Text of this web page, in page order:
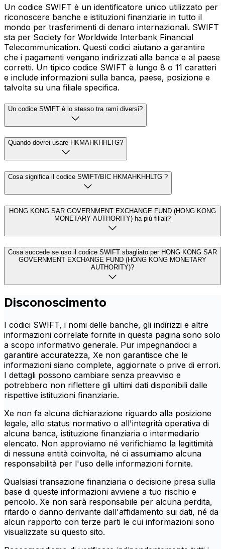
Un codice SWIFT è un identificatore unico utilizzato per
riconoscere banche e istituzioni finanziarie in tutto il
mondo per trasferimenti di denaro internazionali. SWIFT
sta per Society for Worldwide Interbank Financial
Telecommunication. Questi codici aiutano a garantire
che i pagamenti vengano indirizzati alla banca e al paese
corretti. Un tipico codice SWIFT è lungo 8 o 11 caratteri
e include informazioni sulla banca, paese, posizione e
talvolta su una filiale specifica.
Un codice SWIFT è lo stesso tra rami diversi?
Quando dovrei usare HKMAHKHHLTG?
Cosa significa il codice SWIFT/BIC HKMAHKHHLTG ?
HONG KONG SAR GOVERNMENT EXCHANGE FUND (HONG KONG
MONETARY AUTHORITY) ha più filiali?
Cosa succede se uso il codice SWIFT sbagliato per HONG KONG SAR
GOVERNMENT EXCHANGE FUND (HONG KONG MONETARY
AUTHORITY)?
Disconoscimento
I codici SWIFT, i nomi delle banche, gli indirizzi e altre
informazioni correlate fornite in questa pagina sono solo
a scopo informativo generale. Pur impegnandoci a
garantire accuratezza, Xe non garantisce che le
informazioni siano complete, aggiornate o prive di errori.
I dettagli possono cambiare senza preavviso e
potrebbero non riflettere gli ultimi dati disponibili dalle
rispettive istituzioni finanziarie.
Xe non fa alcuna dichiarazione riguardo alla posizione
legale, allo status normativo o all'integrità operativa di
alcuna banca, istituzione finanziaria o intermediario
elencato. Non approviamo né verifichiamo la legittimità
di nessuna entità coinvolta, né ci assumiamo alcuna
responsabilità per l'uso delle informazioni fornite.
Qualsiasi transazione finanziaria o decisione presa sulla
base di queste informazioni avviene a tuo rischio e
pericolo. Xe non sarà responsabile per alcuna perdita,
ritardo o danno derivante dall'affidamento sui dati, né da
alcun rapporto con terze parti le cui informazioni sono
visualizzate su questo sito.